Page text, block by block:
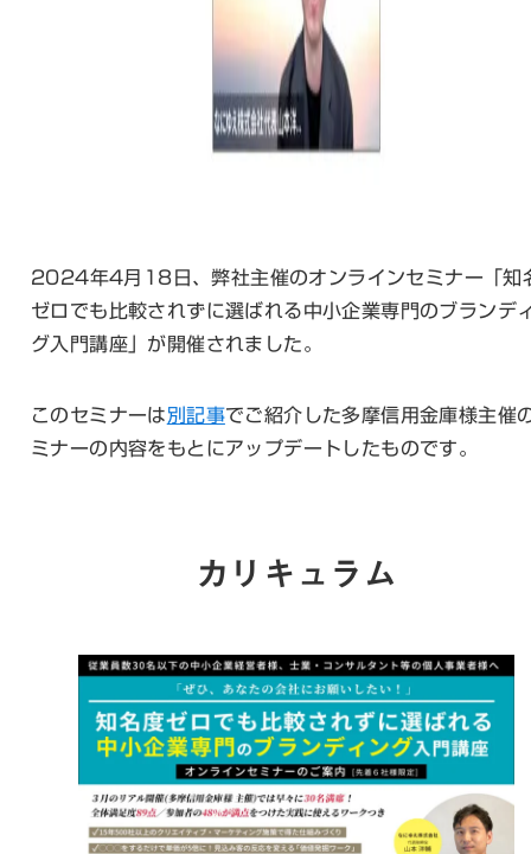
2024年4月18日、弊社主催のオンラインセミナー「知
ゼロでも比較されずに選ばれる中小企業専門のブランデ
グ入門講座」が開催されました。
このセミナーは別記事でご紹介した多摩信用金庫様主催
ミナーの内容をもとにアップデートしたものです。
カリキュラム